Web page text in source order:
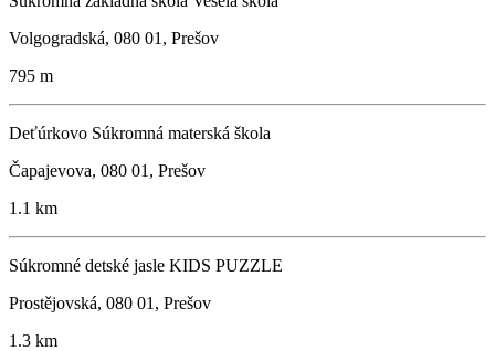
Volgogradská, 080 01, Prešov
795 m
Deťúrkovo Súkromná materská škola
Čapajevova, 080 01, Prešov
1.1 km
Súkromné detské jasle KIDS PUZZLE
Prostějovská, 080 01, Prešov
1.3 km